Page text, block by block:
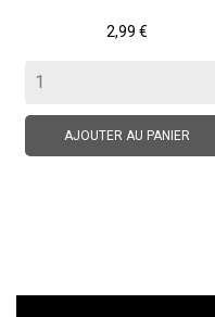
Prix
2,99 €
AJOUTER AU PANIER